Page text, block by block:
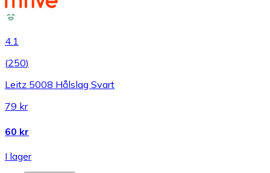
4.1
(250)
Leitz 5008 Hålslag Svart
79 kr
60 kr
I lager